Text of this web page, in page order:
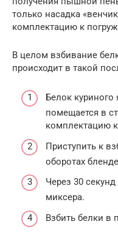
только насадка
комплектацию к
В целом взбивание
происходит в такой
Белок куриного
помещается в
комплектацию
Приступить к
оборотах
Через 30
миксера.
Взбить белки в